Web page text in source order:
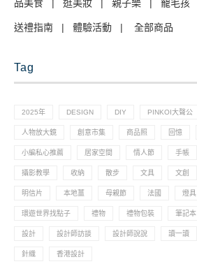
品美食 | 逛美妝 | 親子樂 | 寵毛孩
送禮指南 | 體驗活動 | 全部商品
Tag
2025年 DESIGN DIY PINKOI大聲公
人物放大鏡 創意市集 商品照 回憶
小編私心推薦 居家空間 情人節 手帳
攝影教學 收納 散步 文具 文創
明信片 本地薑 母親節 法國 燈具
環遊世界找點子 禮物 禮物包裝 筆記本
設計 設計師訪談 設計師說說 讀一讀
針織 香港設計